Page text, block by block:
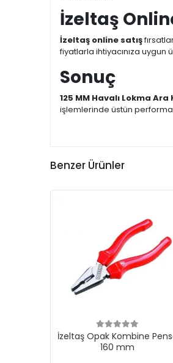
İzeltaş
İzeltaş online satış
fiyatlarla ihtiyacınıza uygun
Sonuç
125 MM Havalı Lokma Ara
işlemlerinde üstün
Benzer Ürünler
İzeltaş Opak Kombine
160 mm